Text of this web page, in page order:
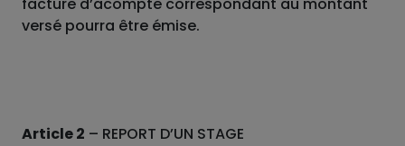
versé pourra être émise.
Article 2 – REPORT D’UN STAGE